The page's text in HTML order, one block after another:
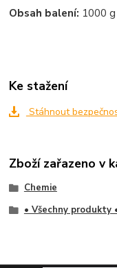
Obsah balení: 1000 g
Ke stažení
Stáhnout
Zboží zařazeno v
Chemie
• Všechny produkty